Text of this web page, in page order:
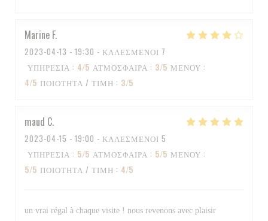
Marine F
2023-04-13 - 19:30 - ΚΑΛΕΣΜΈΝΟΙ 7
ΥΠΗΡΕΣΊΑ : 4/5 ΑΤΜΌΣΦΑΙΡΑ : 3/5 ΜΕΝΟΎ :
4/5 ΠΟΙΌΤΗΤΑ / ΤΙΜΉ : 3/5
maud C
2023-04-15 - 19:00 - ΚΑΛΕΣΜΈΝΟΙ 5
ΥΠΗΡΕΣΊΑ : 5/5 ΑΤΜΌΣΦΑΙΡΑ : 5/5 ΜΕΝΟΎ :
5/5 ΠΟΙΌΤΗΤΑ / ΤΙΜΉ : 4/5
un vrai régal à chaque visite ! nous revenons avec plaisir